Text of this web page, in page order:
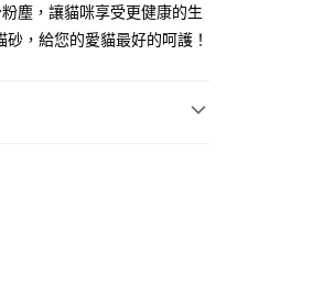
塵，讓貓咪享受更健康的生
，給您的愛貓最好的呵護！